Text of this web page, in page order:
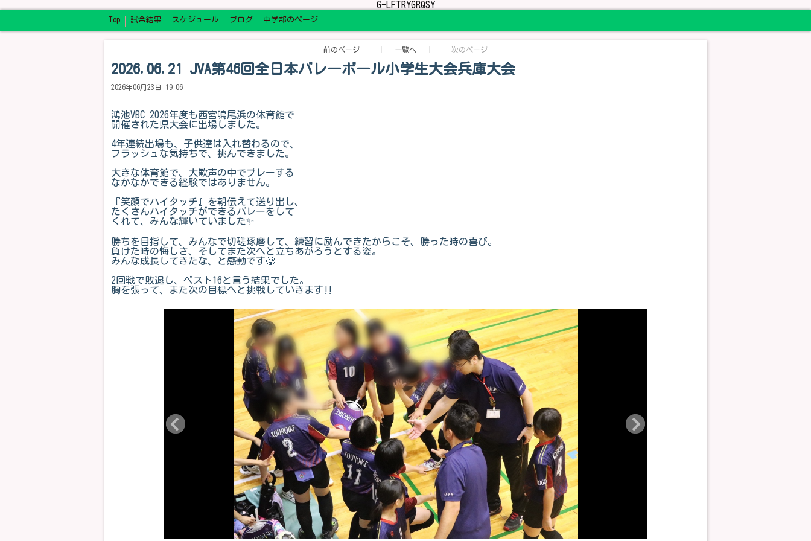
G-LFTRYGRQSY
Top 試合結果 スケジュール ブログ 中学部のページ
前のページ 一覧へ 次のページ
2026.06.21 JVA第46回全日本バレーボール小学生大会兵庫大会
2026年06月23日 19:06
鴻池VBC 2026年度も西宮鳴尾浜の体育館で
開催された県大会に出場しました。
4年連続出場も、子供達は入れ替わるので、
フラッシュな気持ちで、挑んできました。
大きな体育館で、大歓声の中でプレーする
なかなかできる経験ではありません。
『笑顔でハイタッチ』を朝伝えて送り出し、
たくさんハイタッチができるバレーをして
くれて、みんな輝いていました✨
勝ちを目指して、みんなで切磋琢磨して、練習に励んできたからこそ、勝った時の喜び。
負けた時の悔しさ、そしてまた次へと立ちあがろうとする姿。
みんな成長してきたな、と感動です🥲
2回戦で敗退し、ベスト16と言う結果でした。
胸を張って、また次の目標へと挑戦していきます‼️